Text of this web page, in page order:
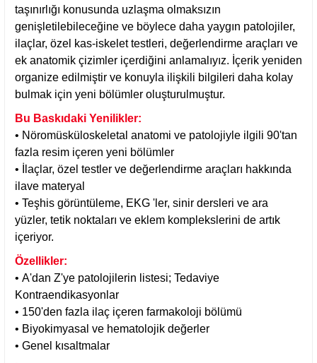
taşınırlığı konusunda uzlaşma olmaksızın
genişletilebileceğine ve böylece daha yaygın patolojiler,
ilaçlar, özel kas-iskelet testleri, değerlendirme araçları ve
ek anatomik çizimler içerdiğini anlamalıyız. İçerik yeniden
organize edilmiştir ve konuyla ilişkili bilgileri daha kolay
bulmak için yeni bölümler oluşturulmuştur.
Bu Baskıdaki Yenilikler:
• Nöromüsküloskeletal anatomi ve patolojiyle ilgili 90'tan
fazla resim içeren yeni bölümler
• İlaçlar, özel testler ve değerlendirme araçları hakkında
ilave materyal
• Teşhis görüntüleme, EKG 'ler, sinir dersleri ve ara
yüzler, tetik noktaları ve eklem komplekslerini de artık
içeriyor.
Özellikler:
• A'dan Z'ye patolojilerin listesi; Tedaviye
Kontraendikasyonlar
• 150'den fazla ilaç içeren farmakoloji bölümü
• Biyokimyasal ve hematolojik değerler
• Genel kısaltmalar